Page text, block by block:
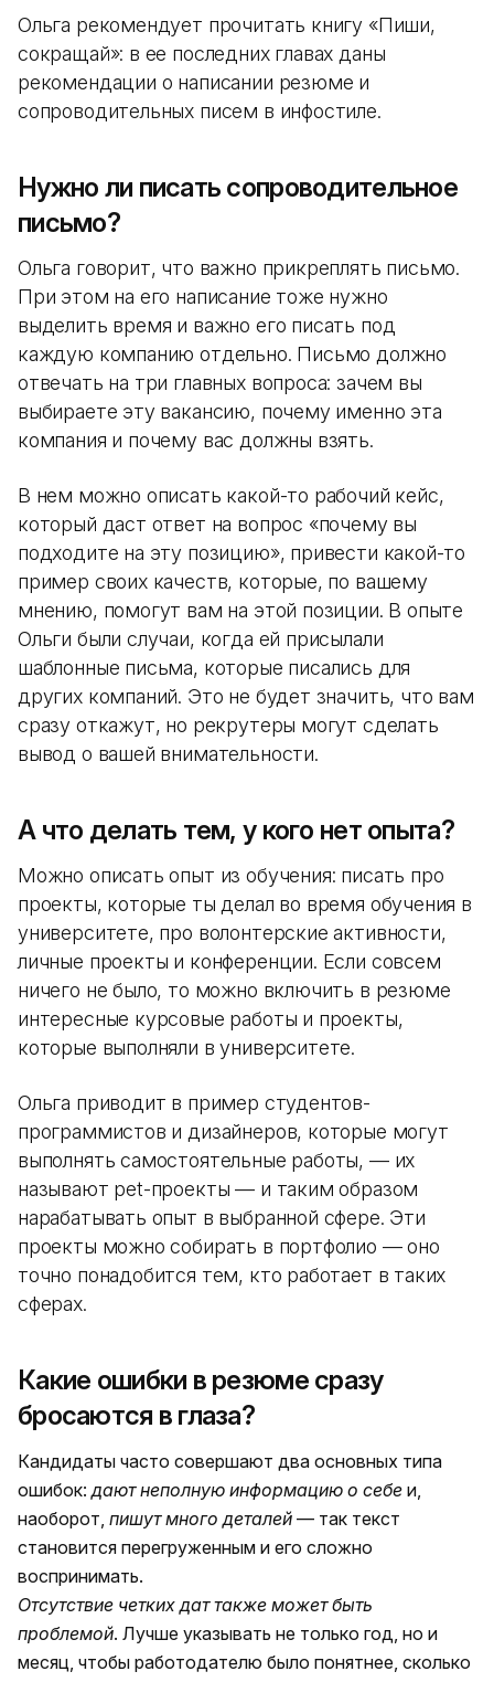
Ольга рекомендует прочитать книгу «Пиши,
сокращай»: в ее последних главах даны
рекомендации о написании резюме и
сопроводительных писем в инфостиле.
Нужно ли писать сопроводительное
письмо?
Ольга говорит, что важно прикреплять письмо.
При этом на его написание тоже нужно
выделить время и важно его писать под
каждую компанию отдельно. Письмо должно
отвечать на три главных вопроса: зачем вы
выбираете эту вакансию, почему именно эта
компания и почему вас должны взять.
В нем можно описать какой-то рабочий кейс,
который даст ответ на вопрос «почему вы
подходите на эту позицию», привести какой-то
пример своих качеств, которые, по вашему
мнению, помогут вам на этой позиции. В опыте
Ольги были случаи, когда ей присылали
шаблонные письма, которые писались для
других компаний. Это не будет значить, что вам
сразу откажут, но рекрутеры могут сделать
вывод о вашей внимательности.
А что делать тем, у кого нет опыта?
Можно описать опыт из обучения: писать про
проекты, которые ты делал во время обучения в
университете, про волонтерские активности,
личные проекты и конференции. Если совсем
ничего не было, то можно включить в резюме
интересные курсовые работы и проекты,
которые выполняли в университете.
Ольга приводит в пример студентов-
программистов и дизайнеров, которые могут
выполнять самостоятельные работы, — их
называют pet-проекты — и таким образом
нарабатывать опыт в выбранной сфере. Эти
проекты можно собирать в портфолио — оно
точно понадобится тем, кто работает в таких
сферах.
Какие ошибки в резюме сразу
бросаются в глаза?
Кандидаты часто совершают два основных типа
ошибок: дают неполную информацию о себе и,
наоборот, пишут много деталей — так текст
становится перегруженным и его сложно
воспринимать.
Отсутствие четких дат также может быть
проблемой. Лучше указывать не только год, но и
месяц, чтобы работодателю было понятнее, сколько